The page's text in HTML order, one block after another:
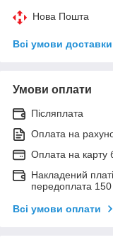
Нова Пошта
Всі умови доставки
Умови оплати
Післяплата
Оплата на
Оплата на карту
Накладений
передоплата 150
Всі умови оплати